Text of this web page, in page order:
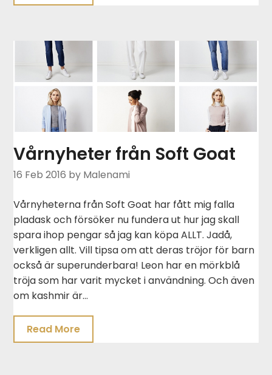
Vårnyheter från Soft Goat
16 Feb 2016 by Malenami
Vårnyheterna från Soft Goat har fått mig falla
pladask och försöker nu fundera ut hur jag skall
spara ihop pengar så jag kan köpa ALLT. Jadå,
verkligen allt. Vill tipsa om att deras tröjor för barn
också är superunderbara! Leon har en mörkblå
tröja som har varit mycket i användning. Och även
om kashmir är…
Read More